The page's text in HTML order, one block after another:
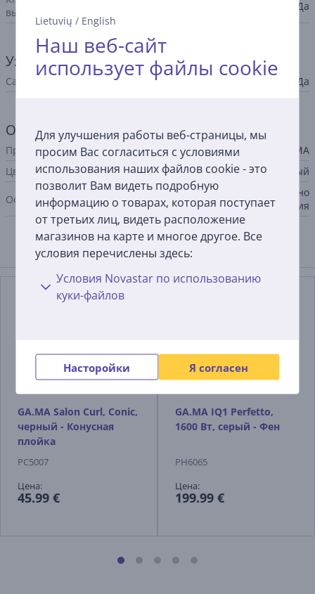
Lietuvių / English
Наш веб-сайт
использует файлы cookie
Для улучшения работы веб-страницы, мы
просим Вас согласиться с условиями
использования наших файлов cookie - это
позволит Вам видеть подробную
информацию о товарах, которая поступает
от третьих лиц, видеть расположение
магазинов на карте и многое другое. Все
условия перечислены здесь:
Условия Novastar по использованию
куки-файлов
Насторойки Я согласен
выключения
Да
Уход за прибором
Самоочищающиеся пластины Да
Общий параметр
Производитель
GA.MA
Цвет
медный
Особенности
технология Nano Silver, эргоно
мичная конструкция
Подходящие товары
GA.MA Salon Curl, Conic,
черный - Конусная
плойка
PC5007
Цена:
45.99 €
GA.MA IQ1 Perfetto,
1600 Вт, серый - Фен
PH6065
Цена:
199.99 €